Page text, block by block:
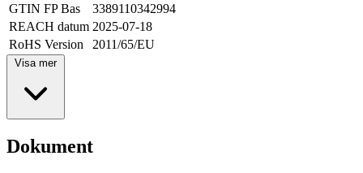
GTIN FP Bas
3389110342994
REACH datum 2025-07-18
RoHS Version
2011/65/EU
Visa mer
Dokument